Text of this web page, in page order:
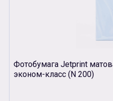
Фотобумага Jetprint
эконом-класс (N 200)